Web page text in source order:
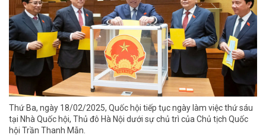
Thứ Ba, ngày 18/02/2025, Quốc hội tiếp tục ngày làm việc thứ sáu
tại Nhà Quốc hội, Thủ đô Hà Nội dưới sự chủ trì của Chủ tịch Quốc
hội Trần Thanh Mẫn.